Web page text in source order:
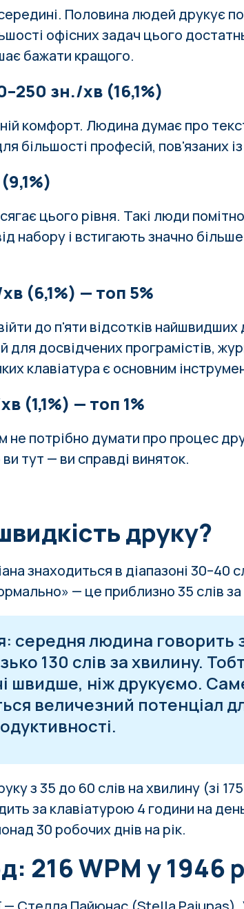
Половина людей друкує
офісних задач цього
бажати кращого.
зн./хв (16,1%)
комфорт. Людина думає про
більшості професій, пов'язаних
цього рівня. Такі люди
набору і встигають значно
(6,1%) — топ 5%
до п'яти відсотків найшвидших
досвідчених програмістів,
клавіатура є основним
(1,1%) — топ 1%
потрібно думати про процес
тут — ви справді виняток.
друку?
знаходиться в діапазоні 30–40
— це приблизно 35 слів за
середня людина говорить
130 слів за хвилину.
швидше, ніж друкуємо.
величезний потенціал
з 35 до 60 слів на хвилину (зі
за клавіатурою 4 години на
30 робочих днів на рік.
216 WPM у 1946